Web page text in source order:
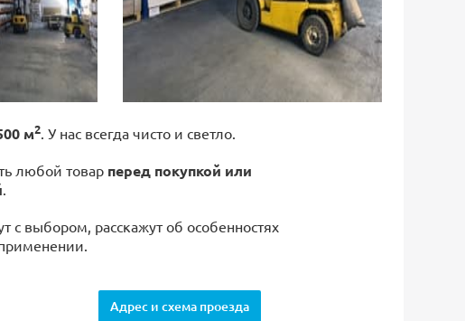
м2. У нас всегда чисто и светло.
любой товар перед покупкой или
.
с выбором, расскажут об особенностях
Адрес и схема проезда